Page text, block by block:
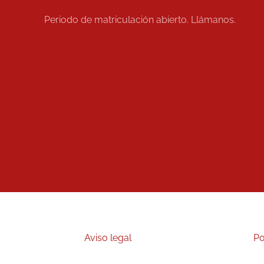
Periodo de matriculación abierto. Llámanos.
Aviso legal